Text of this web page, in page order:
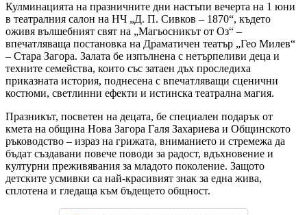
Кулминацията на празничните дни настъпи вечерта на 1 юни
в театралния салон на НЧ „Д. П. Сивков – 1870“, където
оживя вълшебният свят на „Магьосникът от Оз“ –
впечатляваща постановка на Драматичен театър „Гео Милев“
– Стара Загора. Залата бе изпълнена с нетърпеливи деца и
техните семейства, които със затаен дъх проследиха
приказната история, поднесена с впечатляващи сценични
костюми, светлинни ефекти и истинска театрална магия.
Празникът, посветен на децата, бе специален подарък от
кмета на община Нова Загора Галя Захариева и Общинското
ръководство – израз на грижата, вниманието и стремежа да
бъдат създавани повече поводи за радост, вдъхновение и
културни преживявания за младото поколение. Защото
детските усмивки са най-красивият знак за една жива,
сплотена и гледаща към бъдещето общност.